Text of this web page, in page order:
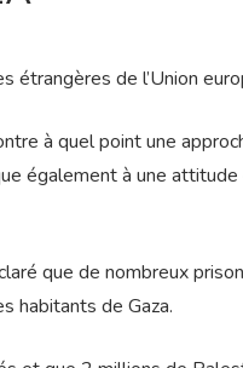
de l’Union
à quel point une
également à une
que de nombreux
habitants de Gaza.